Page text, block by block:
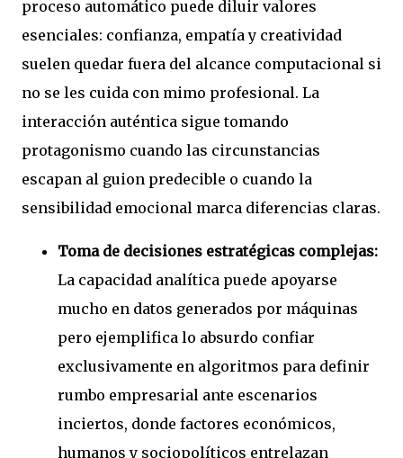
proceso automático puede diluir valores
esenciales: confianza, empatía y creatividad
suelen quedar fuera del alcance computacional si
no se les cuida con mimo profesional. La
interacción auténtica sigue tomando
protagonismo cuando las circunstancias
escapan al guion predecible o cuando la
sensibilidad emocional marca diferencias claras.
Toma de decisiones estratégicas complejas:
La capacidad analítica puede apoyarse
mucho en datos generados por máquinas
pero ejemplifica lo absurdo confiar
exclusivamente en algoritmos para definir
rumbo empresarial ante escenarios
inciertos, donde factores económicos,
humanos y sociopolíticos entrelazan